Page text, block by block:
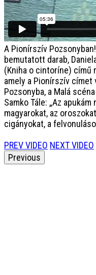
A Pionírszív Pozsonyban!
bemutatott darab,
(Kniha o cintoríne) című
amely a Pionírszív címet
Pozsonyba, a Malá
Samko Tále: „Az
magyarokat, az
cigányokat, a
PREV VIDEO NEXT VIDEO
Previous